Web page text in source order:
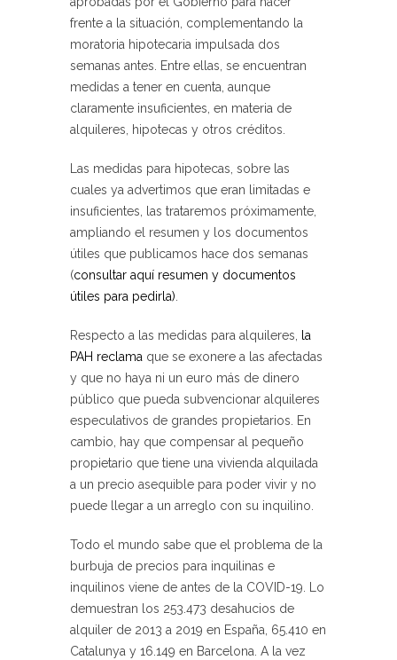
frente a la situación, complementando la
moratoria hipotecaria impulsada dos
semanas antes. Entre ellas, se encuentran
medidas a tener en cuenta, aunque
claramente insuficientes, en materia de
alquileres, hipotecas y otros créditos.
Las medidas para hipotecas, sobre las
cuales ya advertimos que eran limitadas e
insuficientes, las trataremos próximamente,
ampliando el resumen y los documentos
útiles que publicamos hace dos semanas
(consultar aquí resumen y documentos
útiles para pedirla).
Respecto a las medidas para alquileres, la
PAH reclama que se exonere a las afectadas
y que no haya ni un euro más de dinero
público que pueda subvencionar alquileres
especulativos de grandes propietarios. En
cambio, hay que compensar al pequeño
propietario que tiene una vivienda alquilada
a un precio asequible para poder vivir y no
puede llegar a un arreglo con su inquilino.
Todo el mundo sabe que el problema de la
burbuja de precios para inquilinas e
inquilinos viene de antes de la COVID-19. Lo
demuestran los 253.473 desahucios de
alquiler de 2013 a 2019 en España, 65.410 en
Catalunya y 16.149 en Barcelona. A la vez